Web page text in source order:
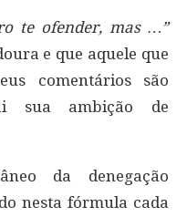
te ofender, mas …”
e que aquele que
comentários são
sua ambição de
da denegação
nesta fórmula cada